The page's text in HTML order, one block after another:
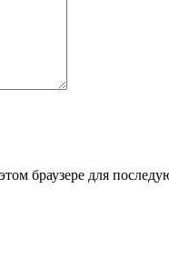
браузере для